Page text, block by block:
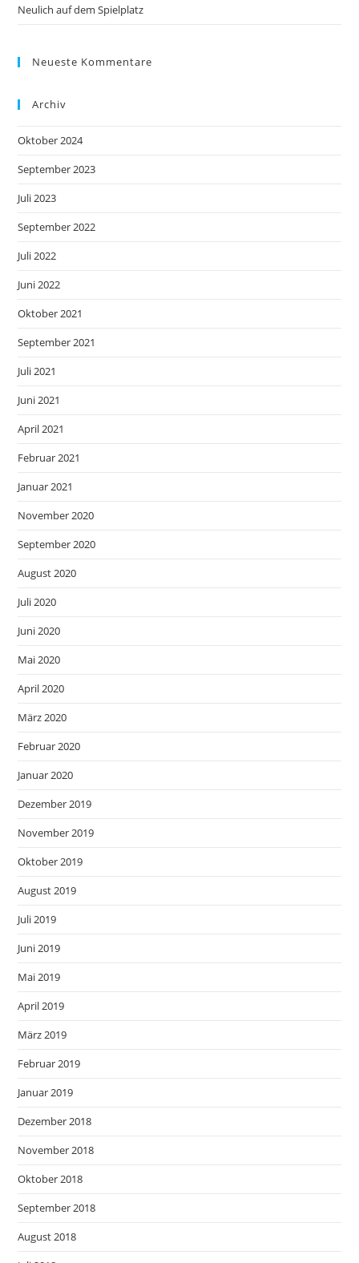
Neulich auf dem Spielplatz
Neueste Kommentare
Archiv
Oktober 2024
September 2023
Juli 2023
September 2022
Juli 2022
Juni 2022
Oktober 2021
September 2021
Juli 2021
Juni 2021
April 2021
Februar 2021
Januar 2021
November 2020
September 2020
August 2020
Juli 2020
Juni 2020
Mai 2020
April 2020
März 2020
Februar 2020
Januar 2020
Dezember 2019
November 2019
Oktober 2019
August 2019
Juli 2019
Juni 2019
Mai 2019
April 2019
März 2019
Februar 2019
Januar 2019
Dezember 2018
November 2018
Oktober 2018
September 2018
August 2018